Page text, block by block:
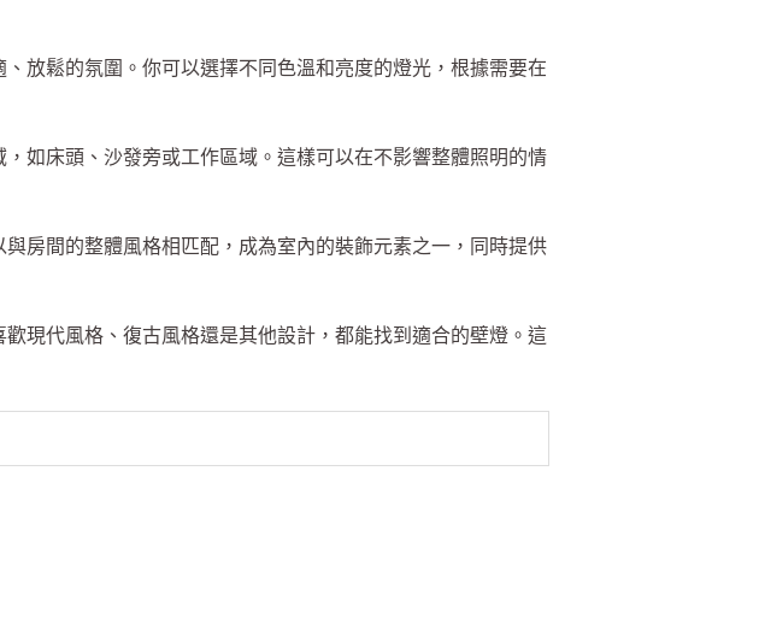
放鬆的氛圍。你可以選擇不同色溫和亮度的燈光，根據需要在
如床頭、沙發旁或工作區域。這樣可以在不影響整體照明的情
房間的整體風格相匹配，成為室內的裝飾元素之一，同時提供
現代風格、復古風格還是其他設計，都能找到適合的壁燈。這